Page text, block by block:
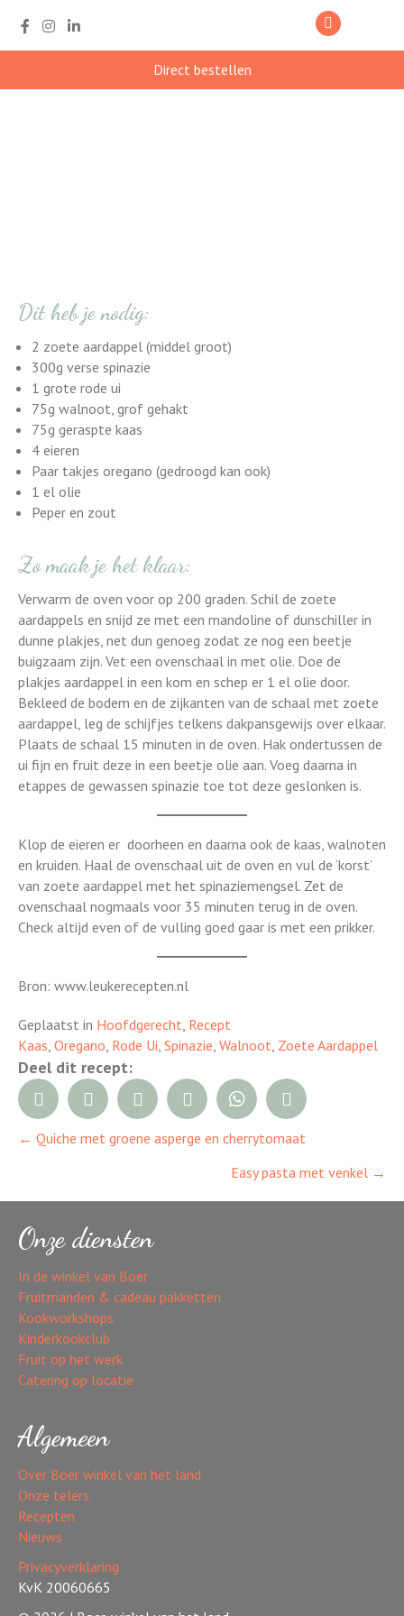
Direct bestellen
Dit heb je nodig:
2 zoete aardappel (middel groot)
300g verse spinazie
1 grote rode ui
75g walnoot, grof gehakt
75g geraspte kaas
4 eieren
Paar takjes oregano (gedroogd kan ook)
1 el olie
Peper en zout
Zo maak je het klaar:
Verwarm de oven voor op 200 graden. Schil de zoete
aardappels en snijd ze met een mandoline of dunschiller in
dunne plakjes, net dun genoeg zodat ze nog een beetje
buigzaam zijn. Vet een ovenschaal in met olie. Doe de
plakjes aardappel in een kom en schep er 1 el olie door.
Bekleed de bodem en de zijkanten van de schaal met zoete
aardappel, leg de schijfjes telkens dakpansgewijs over elkaar.
Plaats de schaal 15 minuten in de oven. Hak ondertussen de
ui fijn en fruit deze in een beetje olie aan. Voeg daarna in
etappes de gewassen spinazie toe tot deze geslonken is.
Klop de eieren er doorheen en daarna ook de kaas, walnoten
en kruiden. Haal de ovenschaal uit de oven en vul de ‘korst’
van zoete aardappel met het spinaziemengsel. Zet de
ovenschaal nogmaals voor 35 minuten terug in de oven.
Check altijd even of de vulling goed gaar is met een prikker.
Bron: www.leukerecepten.nl
Geplaatst in Hoofdgerecht, Recept
Kaas, Oregano, Rode Ui, Spinazie, Walnoot, Zoete Aardappel
Deel dit recept:
Posts
← Quiche met groene asperge en cherrytomaat
Easy pasta met venkel →
Onze diensten
In de winkel van Boer
Fruitmanden & cadeau pakketten
Kookworkshops
Kinderkookclub
Fruit op het werk
Catering op locatie
Algemeen
Over Boer winkel van het land
Onze telers
Recepten
Nieuws
Privacyverklaring
KvK 20060665